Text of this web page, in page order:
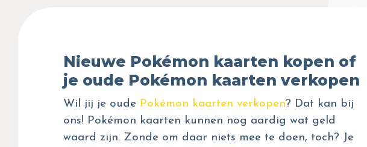
Nieuwe Pokémon kaarten kopen of
je oude Pokémon kaarten verkopen
Wil jij je oude Pokémon kaarten verkopen? Dat kan bij
ons! Pokémon kaarten kunnen nog aardig wat geld
waard zijn. Zonde om daar niets mee te doen, toch? Je